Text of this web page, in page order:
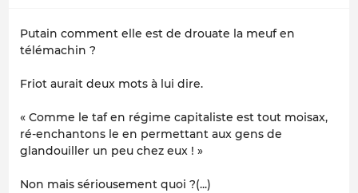
Putain comment elle est de drouate la meuf en
télémachin ?
Friot aurait deux mots à lui dire.
« Comme le taf en régime capitaliste est tout moisax,
ré-enchantons le en permettant aux gens de
glandouiller un peu chez eux ! »
Non mais sériousement quoi ?‍(...)